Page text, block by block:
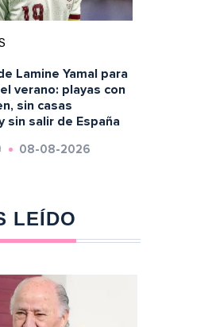
Lamine Yamal para
verano: playas con
sin casas
sin salir de España
08-08-2026
LEÍDO